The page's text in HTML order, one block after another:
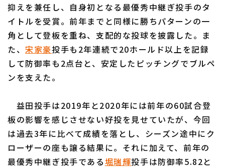
抑えを兼任し、自身初となる最優秀中継ぎ投手のタ
イトルを受賞。前年までと同様に勝ちパターンの一
角として登板を重ね、支配的な投球を披露した。ま
た、宋家豪投手も2年連続で20ホールド以上を記録
して防御率も2点台と、安定したピッチングでブルペ
ンを支えた。
益田投手は2019年と2020年には前年の60試合登
板の影響を感じさせない好投を見せていたが、今回
は過去3年に比べて成績を落とし、シーズン途中にク
ローザーの座も譲る結果に。それに加えて、前年の
最優秀中継ぎ投手である堀瑞輝投手は防御率5.82と